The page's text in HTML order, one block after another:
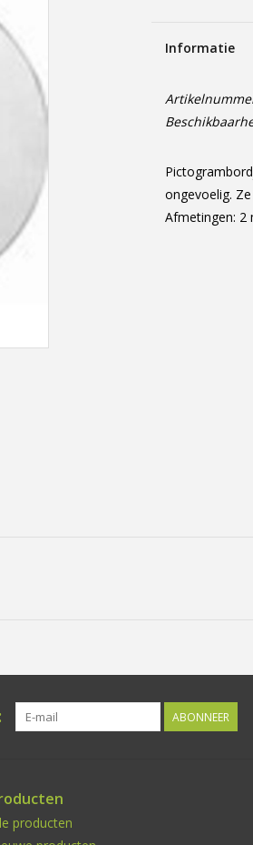
Informatie
ongevoelig.
Afmetingen: 2
ABONNEER
producten